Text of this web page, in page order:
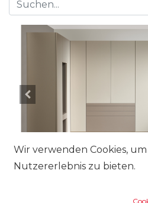
Wir verwenden Cookies,
Nutzererlebnis zu bieten.